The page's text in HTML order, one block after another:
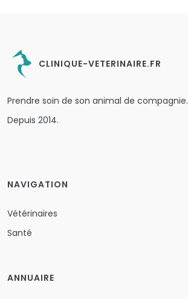
CLINIQUE-VETERINAIRE.FR
Prendre soin de son animal de compagnie.
Depuis 2014.
NAVIGATION
Vétérinaires
Santé
ANNUAIRE